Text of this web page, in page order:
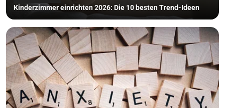
Kinderzimmer einrichten 2026: Die 10 besten Trend-Ideen